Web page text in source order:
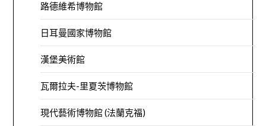
路德維希博物館
日耳曼國家博物館
漢堡美術館
瓦爾拉夫-里夏茨博物館
現代藝術博物館 (法蘭克福)